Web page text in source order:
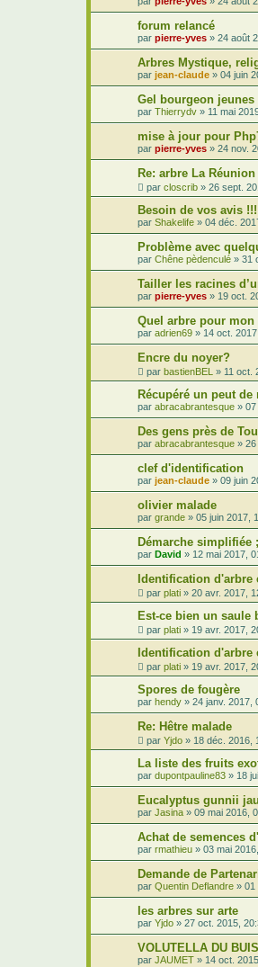
forum relancé
par pierre-yves » 24 août
Arbres Mystique,
par jean-claude » 04 juin
Gel bourgeon jeunes
par Thierrydv » 11 mai
mise à jour pour
par pierre-yves » 24 nov.
Re: arbre La Réunion
par closcrib » 26 sept.
Besoin de vos avis
par Shakelife » 04 déc.
Problème avec
par Chêne pèdenculé » 31
Tailler les racines
par pierre-yves » 19 oct.
Quel arbre pour
par adrien69 » 14 oct.
Encre du noyer?
par bastienBEL » 11 oct.
Récupéré un peut
par abracabrantesque » 07
Des gens près de
par abracabrantesque » 26
clef d'identification
par jean-claude » 09 juin
olivier malade
par grande » 05 juin 2017,
Démarche simplifiée
par David » 12 mai 2017,
Identification d'arbre
par plati » 20 avr. 2017,
Est-ce bien un saule
par plati » 19 avr. 2017,
Identification d'arbre
par plati » 19 avr. 2017,
Spores de fougère
par hendy » 24 janv. 2017,
Re: Hêtre malade
par Yjdo » 18 déc. 2016,
La liste des fruits
par dupontpauline83 » 18
Eucalyptus gunnii
par Jasina » 09 mai 2016,
Achat de semences
par rmathieu » 03 mai
Demande de
par Quentin Deflandre » 01
les arbres sur arte
par Yjdo » 27 oct. 2015,
VOLUTELLA DU BUIS
par JAUMET » 14 oct.